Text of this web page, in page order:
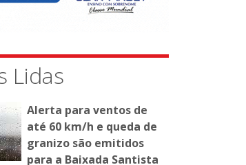
Lidas
Alerta para ventos de
até 60 km/h e queda de
granizo são emitidos
para a Baixada Santista